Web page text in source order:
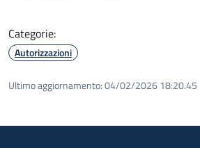
Categorie:
Autorizzazioni
Ultimo aggiornamento:04/02/2026 18:20.45